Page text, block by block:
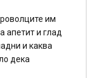
им
апетит и глад
и каква
дека